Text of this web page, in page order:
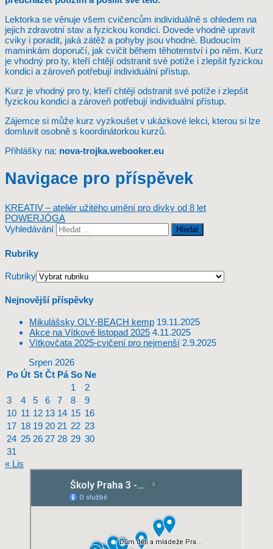
Lektorka se věnuje všem cvičencům individuálně s ohledem na
jejich zdravotní stav a fyzickou kondici. Dovede vhodně upravit
cviky i poradit, jaká zátěž a pohyby jsou vhodné. Budoucím
maminkám doporučí, jak cvičit během těhotenství i po něm. Kurz
je vhodný pro ty, kteří chtějí odstranit své potíže i zlepšit fyzickou
kondici a zároveň potřebují individuální přístup.
Kurz je vhodný pro ty, kteří chtějí odstranit své potíže i zlepšit
fyzickou kondici a zároveň potřebují individuální přístup.
Zájemce si může kurz vyzkoušet v ukázkové lekci, kterou si lze
domluvit osobně s koordinátorkou kurzů.
Přihlášky na: nova-trojka.webooker.eu
Navigace pro příspěvek
KREATIV – ateliér užitého umění pro dívky od 8 let
POWERJÓGA
Vyhledávání
Rubriky
Rubriky
Nejnovější příspěvky
Mikulášsky OLY-BEACH kemp 19.11.2025
Akce na Vítkově listopad 2025 4.11.2025
Vítkovčata 2025-cvičení pro nejmenší 2.9.2025
Srpen 2026
Po Út St Čt Pá So Ne
1
2
3
4 5 6 7 8
9
10 11 12 13 14 15 16
17 18 19 20 21 22 23
24 25 26 27 28 29 30
31
« Lis